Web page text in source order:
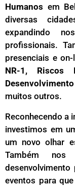
Humanos em
diversas
expandindo
profissionais.
presenciais e
NR-1, Riscos
muitos outros.
Reconhecendo a
investimos em
um novo olhar
Também
eventos para